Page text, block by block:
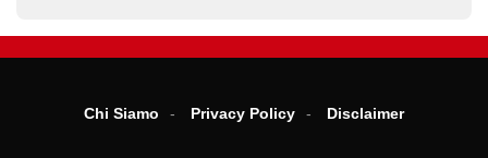
Chi Siamo Privacy Policy Disclaimer